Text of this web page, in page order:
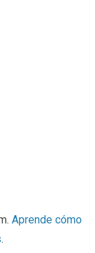
Aprende cómo
.